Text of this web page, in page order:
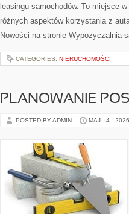
leasingu samochodów. To miejsce
różnych aspektów korzystania z
Nowości na stronie Wypożyczalnia
CATEGORIES: NIERUCHOMOŚCI
PLANOWANIE
POSTED BY ADMIN MAJ - 4 - 2026